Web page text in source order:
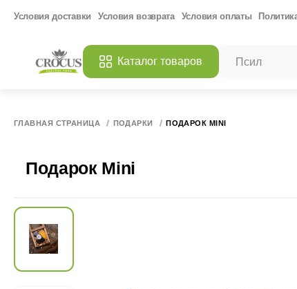
Условия доставки Условия возврата Условия оплаты
Каталог товаров
ГЛАВНАЯ СТРАНИЦА ПОДАРКИ ПОДАРОК MINI
Подарок Mini